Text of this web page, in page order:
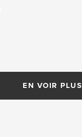
EN VOIR PLUS